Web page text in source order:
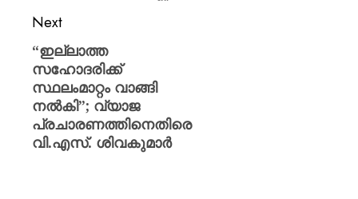
Next
“ഇല്ലാത്ത
സഹോദരിക്ക്
സ്ഥലംമാറ്റം വാങ്ങി
നൽകി”; വ്യാജ
പ്രചാരണത്തിനെതിരെ
വി.എസ്. ശിവകുമാർ